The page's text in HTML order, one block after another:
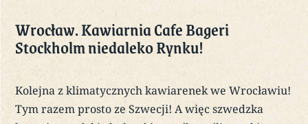
Wrocław. Kawiarnia Cafe Bageri
Stockholm niedaleko Rynku!
Kolejna z klimatycznych kawiarenek we Wrocławiu!
Tym razem prosto ze Szwecji! A więc szwedzka